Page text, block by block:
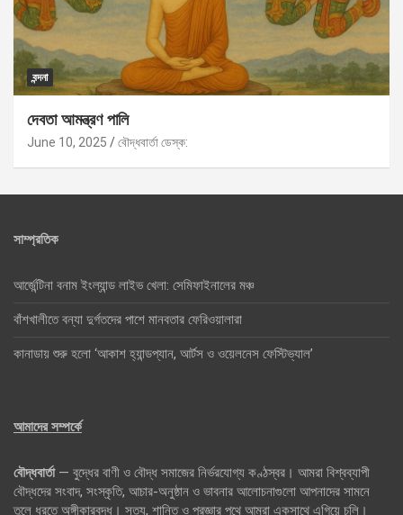
বন্দনা
দেবতা আমন্ত্রণ পালি
June 10, 2025 বৌদ্ধবার্তা ডেস্ক:
সাম্প্রতিক
আর্জেন্টিনা বনাম ইংল্যান্ড লাইভ খেলা: সেমিফাইনালের মঞ্চ
বাঁশখালীতে বন্যা দুর্গতদের পাশে মানবতার ফেরিওয়ালারা
কানাডায় শুরু হলো ‘আকাশ হ্যান্ডপ্যান, আর্টস ও ওয়েলনেস ফেস্টিভ্যাল’
আমাদের সম্পর্কে
বৌদ্ধবার্তা— বুদ্ধের বাণী ও বৌদ্ধ সমাজের নির্ভরযোগ্য কণ্ঠস্বর। আমরা বিশ্বব্যাপী
বৌদ্ধদের সংবাদ, সংস্কৃতি, আচার-অনুষ্ঠান ও ভাবনার আলোচনাগুলো আপনাদের সামনে
তুলে ধরতে অঙ্গীকারবদ্ধ। সত্য, শান্তি ও প্রজ্ঞার পথে আমরা একসাথে এগিয়ে চলি।